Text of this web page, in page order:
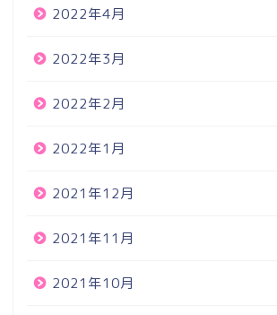
2022年4月
2022年3月
2022年2月
2022年1月
2021年12月
2021年11月
2021年10月